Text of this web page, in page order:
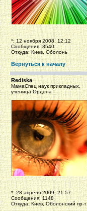
*: 12 ноября 2008, 12:12
Сообщения: 3540
Откуда: Киев, Оболонь
Вернуться к началу
Rediska
МамаСпец наук прикладных,
ученица Ордена
*: 28 апреля 2009, 21:57
Сообщения: 1148
Откуда: Киев, Оболонский пр-т